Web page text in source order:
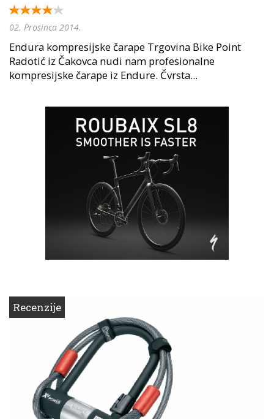
02. Prosinca 2014.
Endura kompresijske čarape Trgovina Bike Point
Radotić iz Čakovca nudi nam profesionalne
kompresijske čarape iz Endure. Čvrsta...
Recenzije